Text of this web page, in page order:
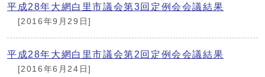
平成28年大網白里市議会第3回定例会会議結果
[2016年9月29日]
平成28年大網白里市議会第2回定例会会議結果
[2016年6月24日]